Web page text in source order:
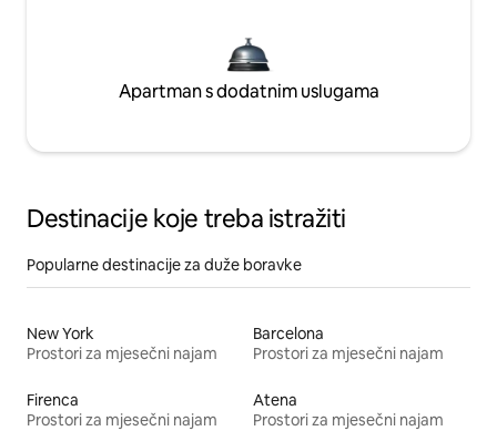
Apartman s dodatnim uslugama
Destinacije koje treba istražiti
Popularne destinacije za duže boravke
New York
Prostori za mjesečni najam
Barcelona
Prostori za mjesečni najam
Firenca
Prostori za mjesečni najam
Atena
Prostori za mjesečni najam